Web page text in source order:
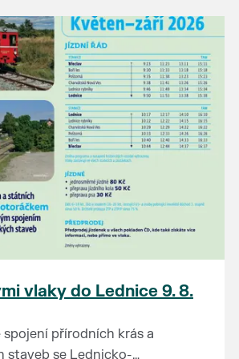
tradičně o příchod 30
aby si vše na
stihli přichystat. Pokud
a chcete rezervovat prodejní
prosím účast přes email
nebo zde v události,
lidmi máme počítat. Počet
je omezen.
vždy!
vlaky do Lednice 9. 8.
spojení přírodních krás a
staveb se Lednicko-